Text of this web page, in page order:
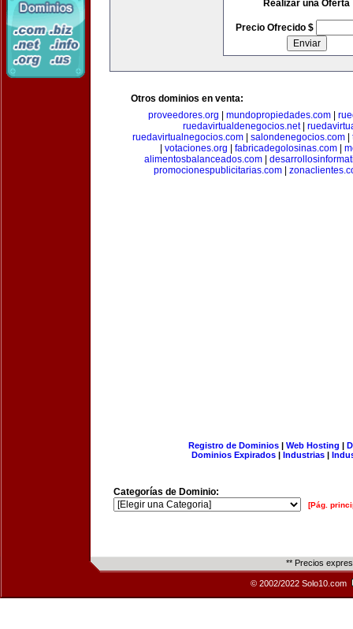
Realizar una Oferta
Precio Ofrecido $
Otros dominios en venta:
proveedores.org
mundopropiedades.com
ruedavirtualdenegocios.net|
ruedavirtualnegocios.com| salondenegocios.com|
votaciones.org fabricadegolosinas.com
alimentosbalanceados.com
promocionespublicitarias.com|
Registro de Dominios| Web Hosting |
Dominios Expirados | Industrias |
Categorías de Dominio:
[Pág.
** Precios
© 2002/2022 Solo10.com